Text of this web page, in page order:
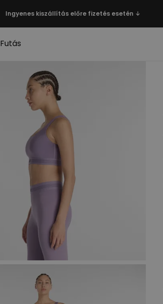
Ingyenes kiszállítás előre fizetés esetén ↓
Futás